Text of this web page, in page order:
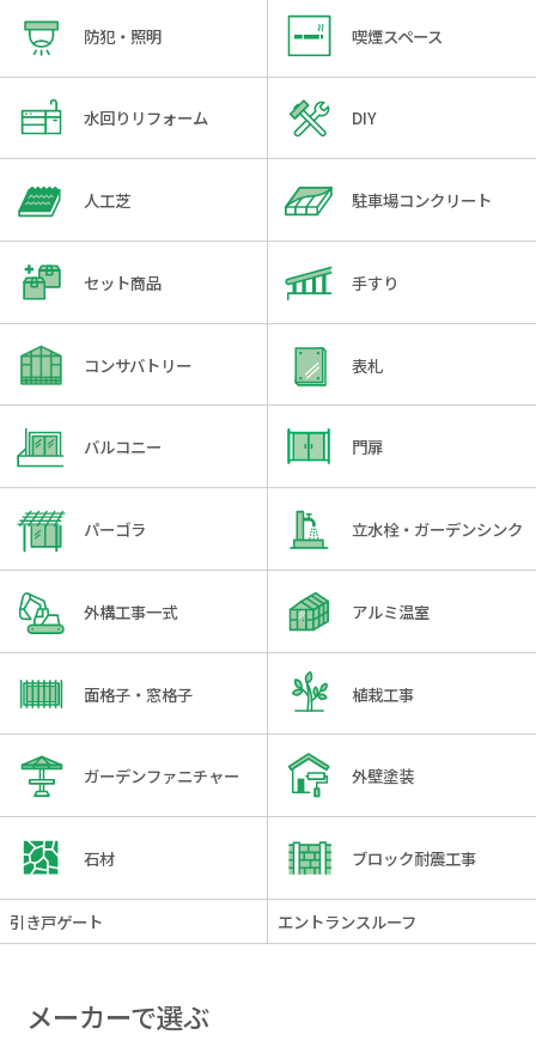
防犯・照明 喫煙スペース
水回りリフォーム DIY
人工芝 駐車場コンクリート
セット商品 手すり
コンサバトリー 表札
バルコニー 門扉
パーゴラ 立水栓・ガーデンシンク
外構工事一式 アルミ温室
面格子・窓格子 植栽工事
ガーデンファニチャー 外壁塗装
石材 ブロック耐震工事
引き戸ゲート エントランスルーフ
メーカーで選ぶ